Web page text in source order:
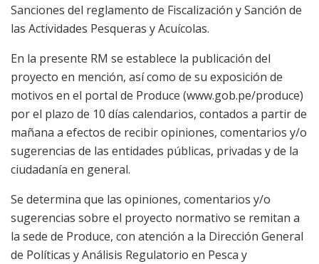
Sanciones del reglamento de Fiscalización y Sanción de
las Actividades Pesqueras y Acuícolas.
En la presente RM se establece la publicación del
proyecto en mención, así como de su exposición de
motivos en el portal de Produce (www.gob.pe/produce)
por el plazo de 10 días calendarios, contados a partir de
mañana a efectos de recibir opiniones, comentarios y/o
sugerencias de las entidades públicas, privadas y de la
ciudadanía en general.
Se determina que las opiniones, comentarios y/o
sugerencias sobre el proyecto normativo se remitan a
la sede de Produce, con atención a la Dirección General
de Políticas y Análisis Regulatorio en Pesca y